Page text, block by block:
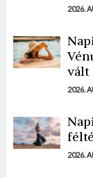
2026.
vált
2026.
2026.